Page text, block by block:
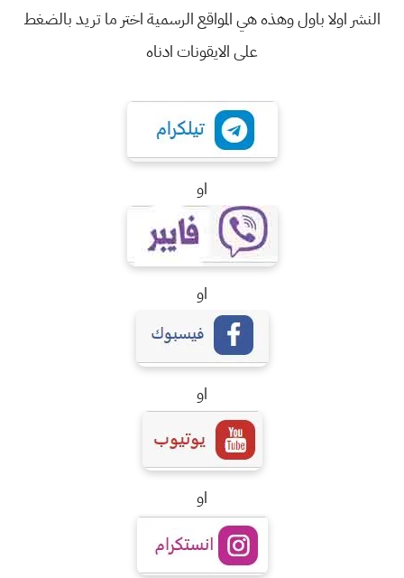
النشر اولا باول وهذه هي المواقع الرسمية اختر ما تريد بالضغط
على الايقونات ادناه
او
او
او
او